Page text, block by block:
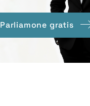
Parliamone gratis